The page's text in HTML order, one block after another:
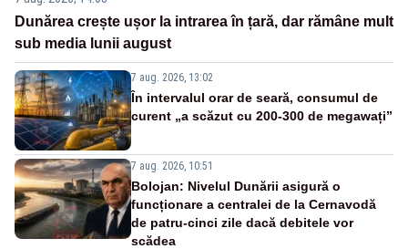
Dunărea crește ușor la intrarea în țară, dar rămâne mult
sub media lunii august
7 aug. 2026, 13:02
În intervalul orar de seară, consumul de
curent „a scăzut cu 200-300 de megawați”
7 aug. 2026, 10:51
Bolojan: Nivelul Dunării asigură o
funcționare a centralei de la Cernavodă
de patru-cinci zile dacă debitele vor
scădea